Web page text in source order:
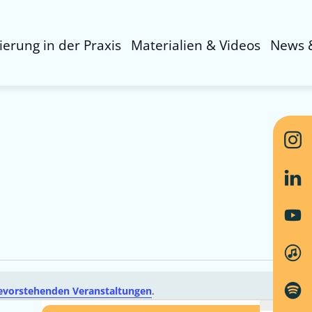
in der Praxis Materialien & Videos News
Veranstaltungen.